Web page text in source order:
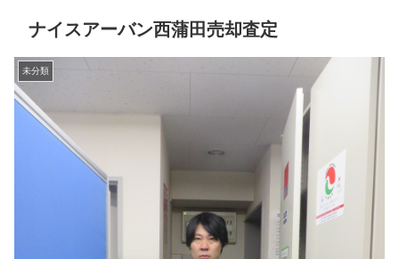
ナイスアーバン西蒲田売却査定
未分類